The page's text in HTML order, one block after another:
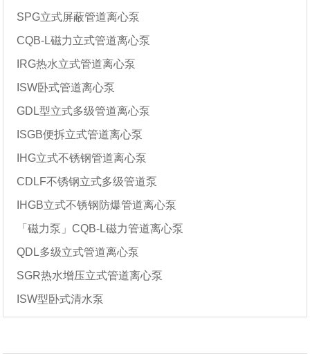
SPG立式屏蔽管道离心泵
CQB-L磁力立式管道离心泵
IRG热水立式管道离心泵
ISW卧式管道离心泵
GDL型立式多级管道离心泵
ISGB便拆立式管道离心泵
IHG立式不锈钢管道离心泵
CDLF不锈钢立式多级管道泵
IHGB立式不锈钢防爆管道离心泵
「磁力泵」CQB-L磁力管道离心泵
QDL多级立式管道离心泵
SGR热水增压立式管道离心泵
ISW型卧式清水泵